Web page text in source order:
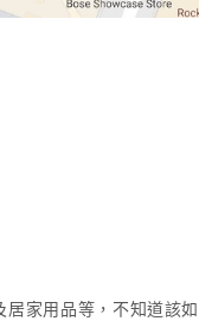
家用品等，不知道該如